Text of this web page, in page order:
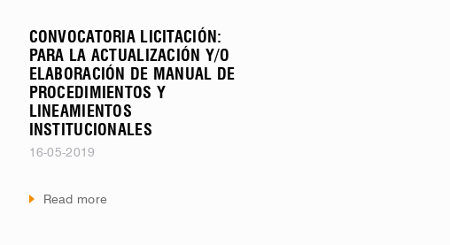
CONVOCATORIA LICITACIÓN:
PARA LA ACTUALIZACIÓN Y/O
ELABORACIÓN DE MANUAL DE
PROCEDIMIENTOS Y
LINEAMIENTOS
INSTITUCIONALES
16-05-2019
Read more